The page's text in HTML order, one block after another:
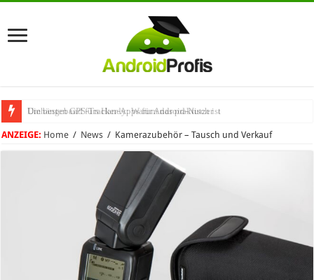
Umhängeband fürs Handy: Warum das praktisch ist
ANZEIGE: Home / News / Kamerazubehör – Tausch und Verkauf